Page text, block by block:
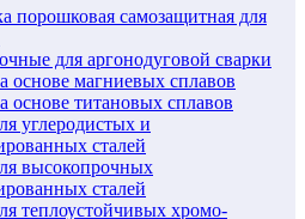
порошковая самозащитная для
для аргонодуговой сварки
основе магниевых сплавов
основе титановых сплавов
углеродистых и
сталей
высокопрочных
сталей
теплоустойчивых хромо-